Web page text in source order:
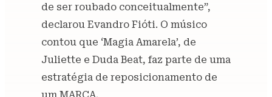
de ser roubado conceitualmente”,
declarou Evandro Fióti. O músico
contou que ‘Magia Amarela’, de
Juliette e Duda Beat, faz parte de uma
estratégia de reposicionamento de